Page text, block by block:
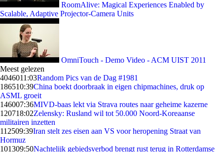
RoomAlive: Magical Experiences Enabled by
Scalable, Adaptive Projector-Camera Units
OmniTouch - Demo Video - ACM UIST 2011
Meest gelezen
4046011:03Random Pics van de Dag #1981
186510:39China boekt doorbraak in eigen chipmachines, druk op
ASML groeit
146007:36MIVD-baas lekt via Strava routes naar geheime kazerne
120718:02Zelensky: Rusland wil tot 50.000 Noord-Koreaanse
militairen inzetten
112509:39Iran stelt zes eisen aan VS voor heropening Straat van
Hormuz
101309:50Nachtelijk gebiedsverbod brengt rust terug in Rotterdamse